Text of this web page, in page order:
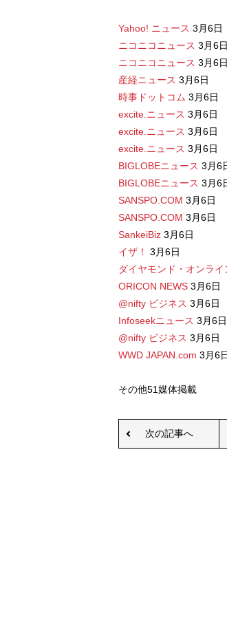
Yahoo! ニュース 3月6日
ニコニコニュース 3月6日
ニコニコニュース 3月6日
産経ニュース 3月6日
時事ドットコム 3月6日
excite.ニュース 3月6日
excite.ニュース 3月6日
excite.ニュース 3月6日
BIGLOBEニュース 3月6
BIGLOBEニュース 3月6
SANSPO.COM 3月6日
SANSPO.COM 3月6日
SankeiBiz 3月6日
イザ！ 3月6日
ダイヤモンド・オンライ
ORICON NEWS 3月6日
@nifty ビジネス 3月6日
Infoseekニュース 3月6日
@nifty ビジネス 3月6日
WWD JAPAN.com 3月6
その他51媒体掲載
次の記事へ